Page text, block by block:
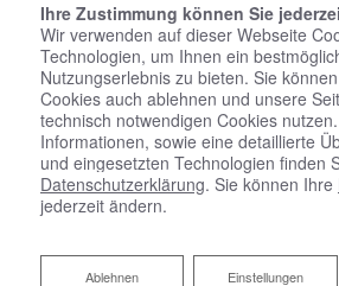
Ihre Zustimmung können Sie
Wir verwenden auf dieser Webseite
Technologien, um Ihnen ein
Nutzungserlebnis zu bieten. Sie
Cookies auch ablehnen und unsere
technisch notwendigen Cookies
Informationen, sowie eine detaillierte
und eingesetzten Technologien finden
Datenschutzerklärung. Sie können Ihre
jederzeit ändern.
Einstellungen
Ablehnen
Ablehnen